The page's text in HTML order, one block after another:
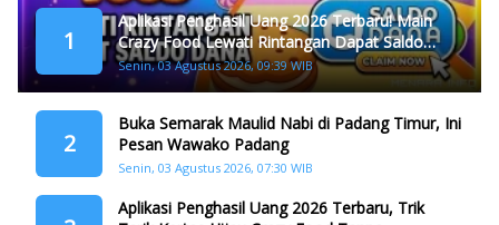
1
Aplikasi Penghasil Uang 2026 Terbaru! Main
Crazy Food Lewati Rintangan Dapat Saldo
Dana
Senin, 03 Agustus 2026, 09:39 WIB
2
Buka Semarak Maulid Nabi di Padang Timur, Ini
Pesan Wawako Padang
Senin, 03 Agustus 2026, 07:30 WIB
Aplikasi Penghasil Uang 2026 Terbaru, Trik